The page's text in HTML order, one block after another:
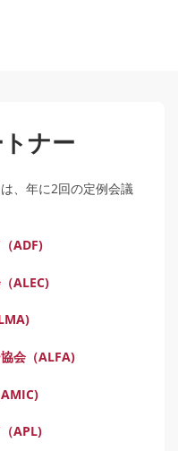
ナー
、年に2回の定例会議
ADF)
ALEC)
会（ALFA)
APL)